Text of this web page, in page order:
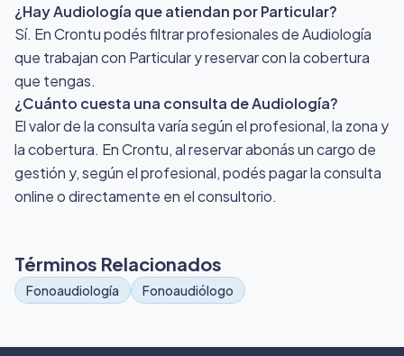
¿Hay Audiología que atiendan por Particular?
Sí. En Crontu podés filtrar profesionales de Audiología
que trabajan con Particular y reservar con la cobertura
que tengas.
¿Cuánto cuesta una consulta de Audiología?
El valor de la consulta varía según el profesional, la zona y
la cobertura. En Crontu, al reservar abonás un cargo de
gestión y, según el profesional, podés pagar la consulta
online o directamente en el consultorio.
Términos Relacionados
Fonoaudiología Fonoaudiólogo